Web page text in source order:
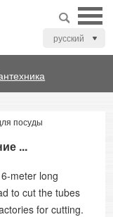
русский
...
meter long
to cut the tubes
for cutting.